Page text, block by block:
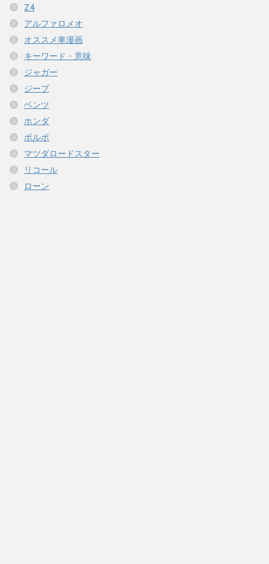
Z4
アルファロメオ
オススメ車漫画
キーワード・意味
ジャガー
ジープ
ベンツ
ホンダ
ボルボ
マツダロードスター
リコール
ローン